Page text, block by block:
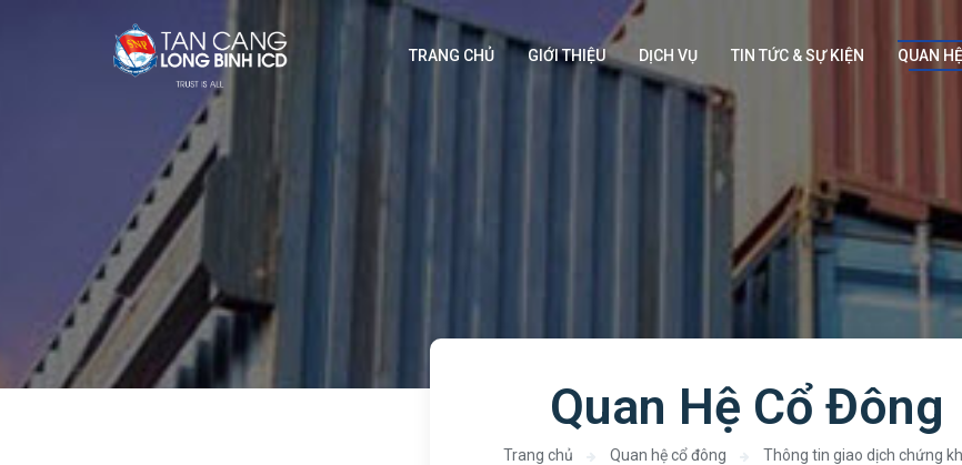
TRANG CHỦ GIỚI THIỆU DỊCH VỤ TIN TỨC & SỰ KIỆN QUAN
Quan Hệ Cổ Đông
Trang chủ Quan hệ cổ đông Thông tin giao dịch chứng